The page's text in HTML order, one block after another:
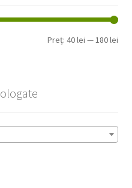
Preț:40 lei —180 lei